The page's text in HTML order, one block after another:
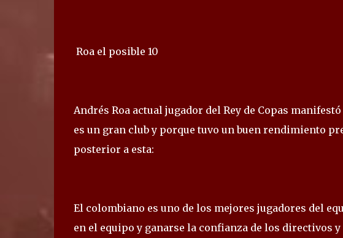
Roa el posible 10
Andrés Roa actual jugador del Rey de Copas
es un gran club y porque tuvo un buen rendimiento
posterior a esta:
El colombiano es uno de los mejores jugadores del
en el equipo y ganarse la confianza de los directivos